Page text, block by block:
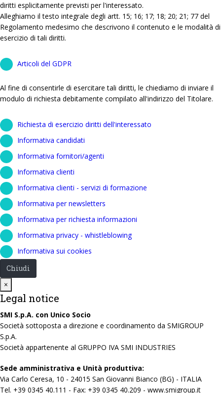
diritti esplicitamente previsti per l'interessato.
Alleghiamo il testo integrale degli artt. 15; 16; 17; 18; 20; 21; 77 del
Regolamento medesimo che descrivono il contenuto e le modalità di
esercizio di tali diritti.
Articoli del GDPR
Al fine di consentirle di esercitare tali diritti, le chiediamo di inviare il
modulo di richiesta debitamente compilato all'indirizzo del Titolare.
Richiesta di esercizio diritti dell'interessato
Informativa candidati
Informativa fornitori/agenti
Informativa clienti
Informativa clienti - servizi di formazione
Informativa per newsletters
Informativa per richiesta informazioni
Informativa privacy - whistleblowing
Informativa sui cookies
Chiudi
×
Legal notice
SMI S.p.A. con Unico Socio
Società sottoposta a direzione e coordinamento da SMIGROUP
S.p.A.
Società appartenente al GRUPPO IVA SMI INDUSTRIES
Sede amministrativa e Unità produttiva:
Via Carlo Ceresa, 10 - 24015 San Giovanni Bianco (BG) - ITALIA
Tel. +39 0345 40.111 - Fax: +39 0345 40.209 - www.smigroup.it